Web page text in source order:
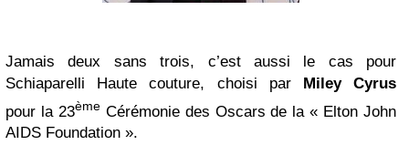
Jamais deux sans trois, c’est aussi le cas pour
Schiaparelli Haute couture, choisi par Miley Cyrus
pour la 23èmeCérémonie des Oscars de la « Elton John
AIDS Foundation ».